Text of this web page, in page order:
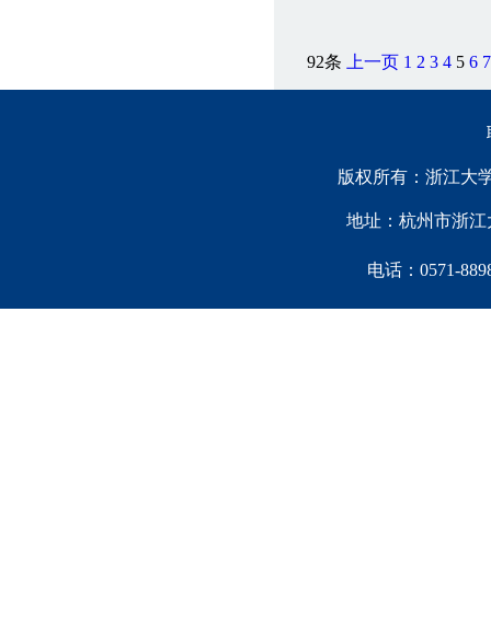
92条 上一页 1 2 3 4 5 6 7
版权所有：浙江大
地址：杭州市浙江
电话：0571-